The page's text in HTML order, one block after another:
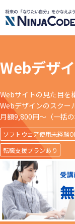
Webデザ
Webサイトの見た目を
Webデザインのスクー
月額9,800円〜（一括の
ソフトウェア使用未経験
転職支援プランあり